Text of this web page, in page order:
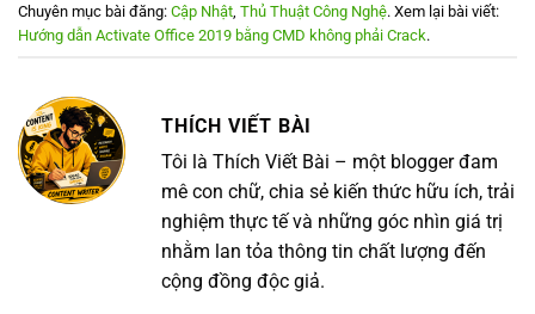
Chuyên mục bài đăng: Cập Nhật Thủ Thuật Công Nghệ. Xem lại bài viết:
Hướng dẫn Activate Office 2019 bằng CMD không phải Crack.
THÍCH VIẾT BÀI
Tôi là Thích Viết Bài – một blogger đam
mê con chữ, chia sẻ kiến thức hữu ích, trải
nghiệm thực tế và những góc nhìn giá trị
nhằm lan tỏa thông tin chất lượng đến
cộng đồng độc giả.